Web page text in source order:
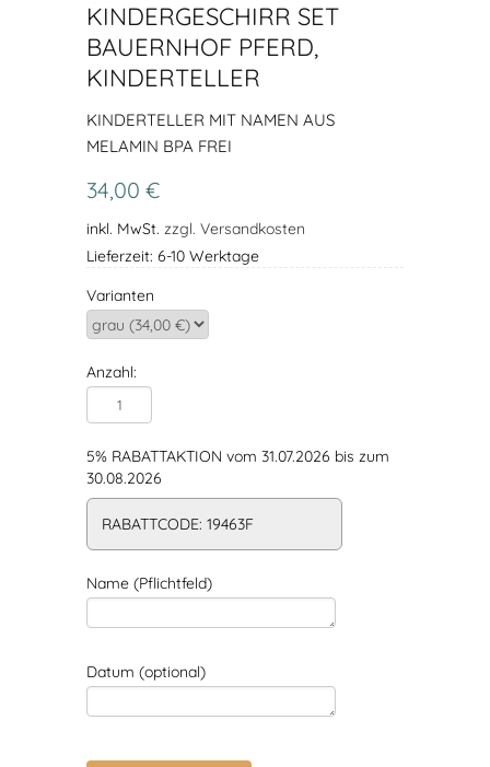
KINDERGESCHIRR SET
BAUERNHOF PFERD,
KINDERTELLER
KINDERTELLER MIT NAMEN AUS
MELAMIN BPA FREI
34,00 €
inkl. MwSt. zzgl. Versandkosten
Lieferzeit: 6-10 Werktage
Varianten
Anzahl:
5% RABATTAKTION vom 31.07.2026 bis zum
30.08.2026
RABATTCODE: 19463F
Name (Pflichtfeld)
Datum (optional)